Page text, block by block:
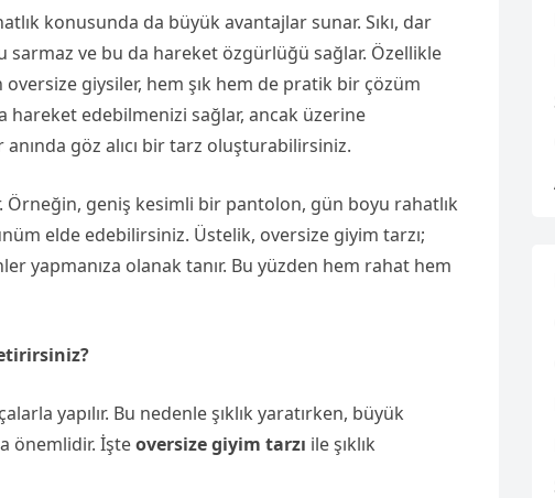
konusunda da büyük avantajlar sunar. Sıkı, dar
ve bu da hareket özgürlüğü sağlar. Özellikle
giysiler, hem şık hem de pratik bir çözüm
edebilmenizi sağlar, ancak üzerine
göz alıcı bir tarz oluşturabilirsiniz.
Örneğin, geniş kesimli bir pantolon, gün boyu rahatlık
elde edebilirsiniz. Üstelik, oversize giyim tarzı;
yapmanıza olanak tanır. Bu yüzden hem rahat hem
yapılır. Bu nedenle şıklık yaratırken, büyük
önemlidir. İşteoversize giyim tarzı ile şıklık